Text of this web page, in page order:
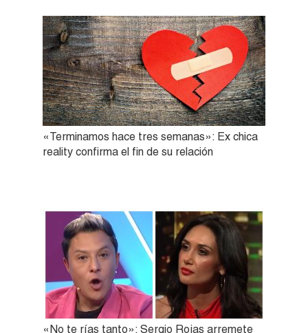
«Terminamos hace tres semanas»: Ex chica
reality confirma el fin de su relación
«No te rías tanto»: Sergio Rojas arremete